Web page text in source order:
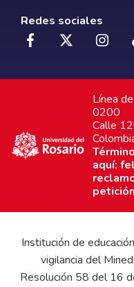
Redes sociales
Línea
0200
Calle
aquí:
Institución de
vigilancia del
Resolución 58 del 16